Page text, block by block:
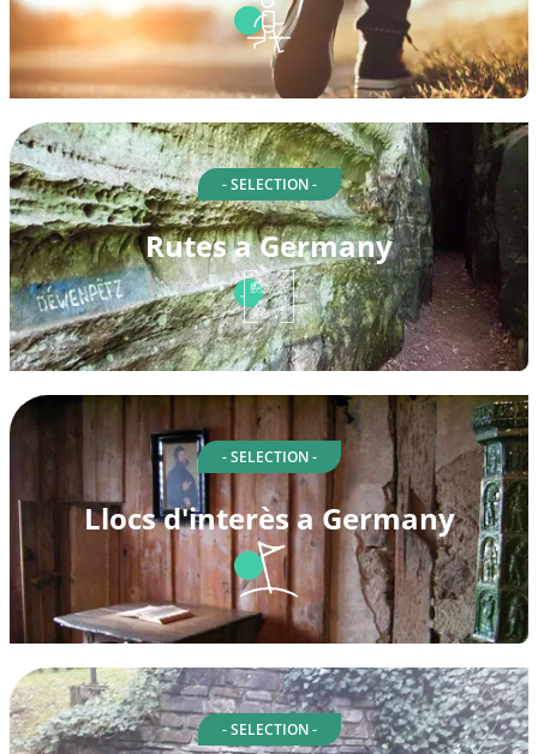
- SELECTION -
Rutes a Germany
- SELECTION -
Llocs d'interès a Germany
- SELECTION -